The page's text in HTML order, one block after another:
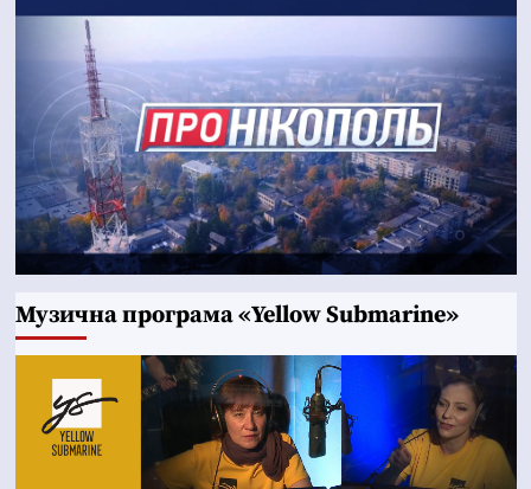
Музична програма «Yellow Submarine»